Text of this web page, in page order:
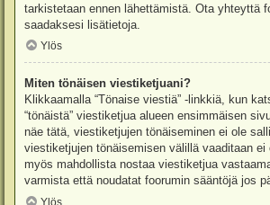
tarkistetaan ennen lähettämistä. Ota yhteyttä
saadaksesi lisätietoja.
Ylös
Miten tönäisen viestiketjuani?
Klikkaamalla “Tönaise viestiä” -linkkiä, kun
“tönäistä” viestiketjua alueen ensimmäisen
näe tätä, viestiketjujen tönäiseminen ei ole
viestiketjujen tönäisemisen välillä vaaditaan
myös mahdollista nostaa viestiketjua
varmista että noudatat foorumin sääntöjä jos
Ylös